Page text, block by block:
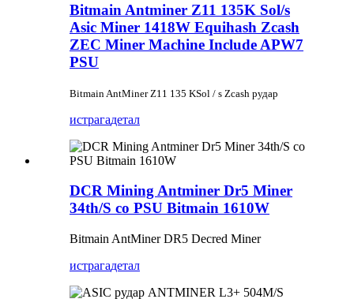
Bitmain Antminer Z11 135K Sol/s
Asic Miner 1418W Equihash Zcash
ZEC Miner Machine Include APW7
PSU
Bitmain AntMiner Z11 135 KSol / s Zcash рудар
истрагадетал
DCR Mining Antminer Dr5 Miner
34th/S со PSU Bitmain 1610W
Bitmain AntMiner DR5 Decred Miner
истрагадетал